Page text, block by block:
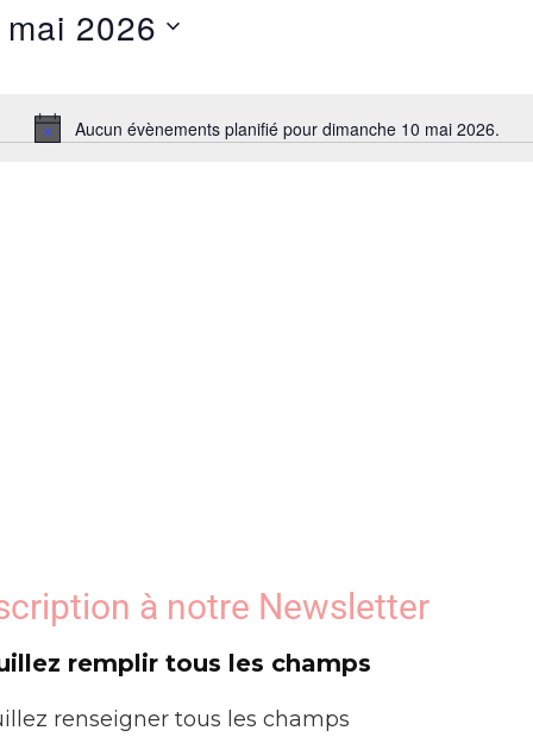
Notice
Aucun évènements planifié pour dimanche 10 mai 2026.
2026
à notre Newsletter
remplir tous les champs
renseigner tous les champs